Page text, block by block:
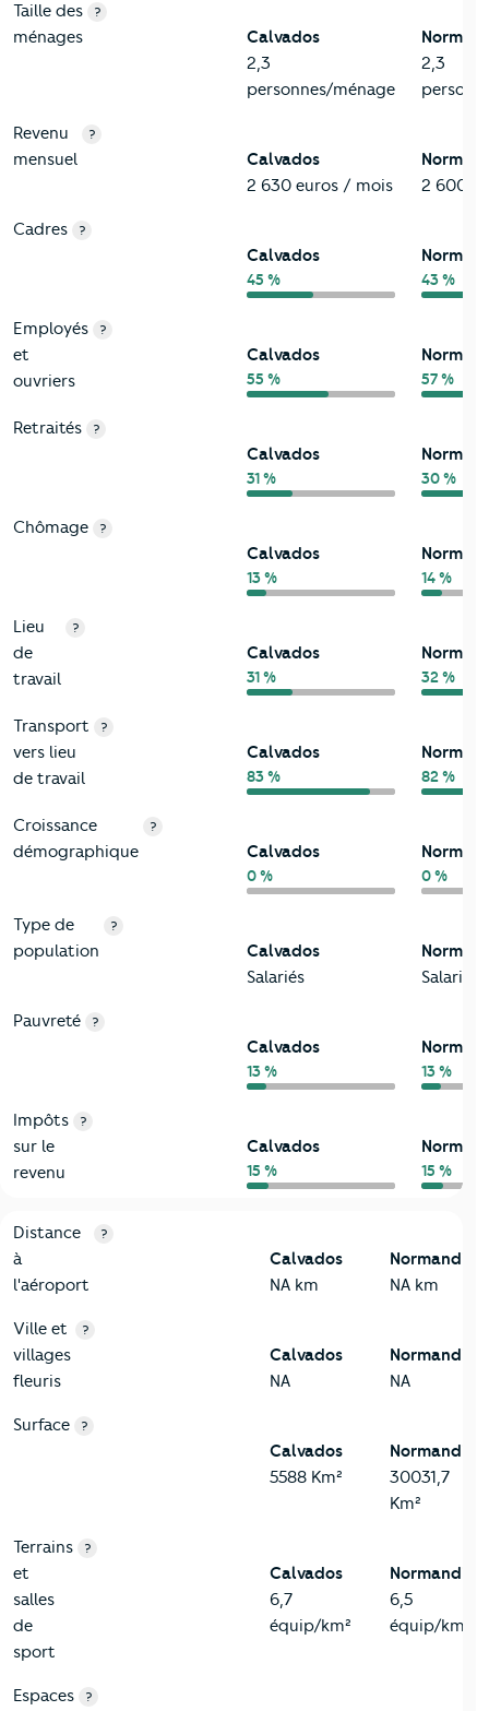
Taille des
ménages
?
Calvados
2,3
personnes/ménage
2,3
Revenu
mensuel
?
Calvados
2 630 euros / mois
2 600
Cadres ?
Calvados
45 % 43 %
Employés
et
ouvriers
?
Calvados
55 % 57 %
Retraités ?
Calvados
31 % 30 %
Chômage ?
Calvados
13 % 14 %
Lieu
de
travail
?
Calvados
31 % 32 %
Transport
vers lieu
de travail
?
Calvados
83 % 82 %
Croissance
démographique
?
Calvados
0 % 0 %
Type de
population
?
Calvados
Salariés
Salariés
Pauvreté ?
Calvados
13 % 13 %
Impôts
sur le
revenu
?
Calvados
15 % 15 %
3-Environnement
Critères Calvados
Distance
à
l'aéroport
?
Calvados
NA km
Normandie
NA km
Ville et
villages
fleuris
?
Calvados
NA
Normandie
NA
Surface ?
Calvados
5588 Km²
Normandie
30031,7
Km²
Terrains
et
salles
de
sport
?
Calvados
6,7
équip/km²
Normandie
6,5
équip/km²
Espaces
?